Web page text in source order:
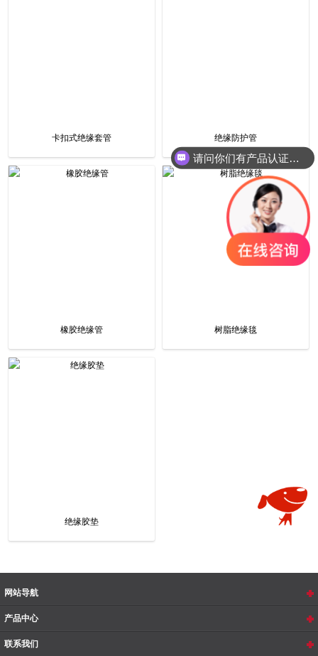
卡扣式绝缘套管 绝缘防护管
橡胶绝缘管 树脂绝缘毯
绝缘胶垫
网站导航
产品中心
联系我们